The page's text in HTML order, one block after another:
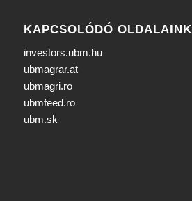
KAPCSOLÓDÓ OLDALAINK
investors.ubm.hu
ubmagrar.at
ubmagri.ro
ubmfeed.ro
ubm.sk